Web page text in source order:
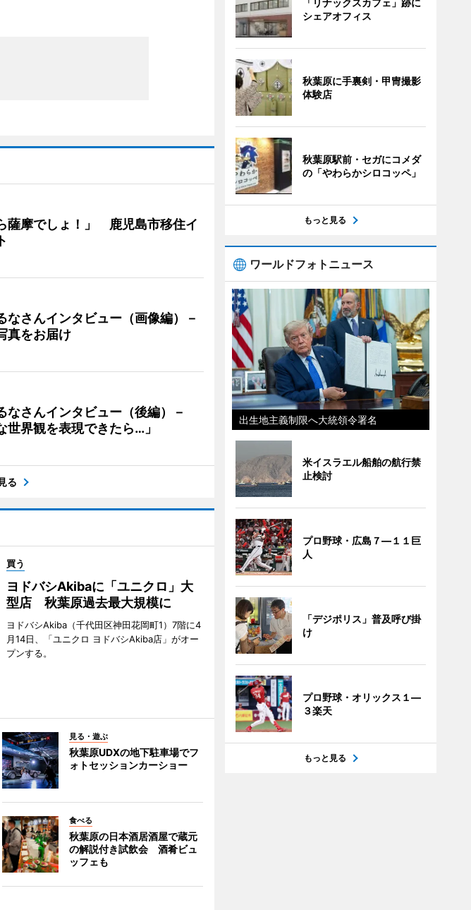
薩摩でしょ！」 鹿児島市移住イ
なさんインタビュー（画像編）－
真をお届け
なさんインタビュー（後編）－
世界観を表現できたら…」
る
買う
ヨドバシAkibaに「ユニクロ」大
型店 秋葉原過去最大規模に
ヨドバシAkiba（千代田区神田花岡町1）7階に4
月14日、「ユニクロ ヨドバシAkiba店」がオー
プンする。
見る・遊ぶ
秋葉原UDXの地下駐車場でフ
ォトセッションカーショー
食べる
秋葉原の日本酒居酒屋で蔵元
の解説付き試飲会 酒肴ビュ
ッフェも
「リナックスカフェ」跡に
シェアオフィス
秋葉原に手裏剣・甲冑撮影
体験店
秋葉原駅前・セガにコメダ
の「やわらかシロコッペ」
もっと見る
ワールドフォトニュース
出生地主義制限へ大統領令署名
米イスラエル船舶の航行禁
止検討
プロ野球・広島７―１１巨
人
「デジポリス」普及呼び掛
け
プロ野球・オリックス１―
３楽天
もっと見る